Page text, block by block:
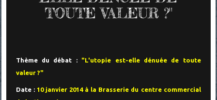
TOUTE VALEUR ?"
Thème du débat : "L'utopie est-elle dénuée de toute
valeur ?"
Date : 10 janvier 2014 à la Brasserie du centre commercial